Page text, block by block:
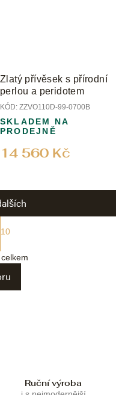
Zlatý přívěsek s přírodní
perlou a peridotem
KÓD: ZZVO110D-99-0700B
14 560 Kč
SKLADEM NA
PRODEJNĚ
10
Ruční výroba